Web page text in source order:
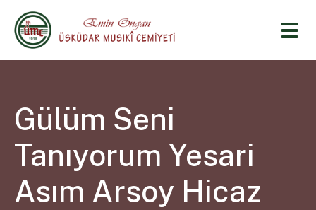
Gülüm Seni
Tanıyorum Yesari
Asım Arsoy Hicaz